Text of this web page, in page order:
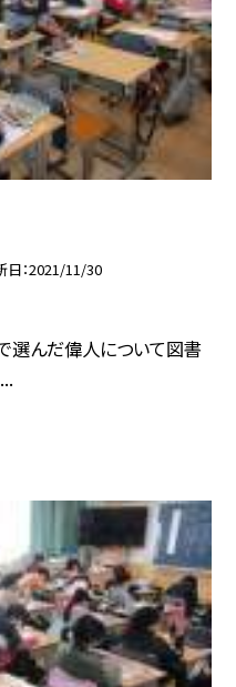
日 2021/11/30
選んだ偉人について図書